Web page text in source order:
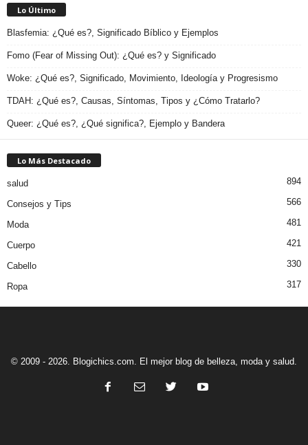
Lo Último
Blasfemia: ¿Qué es?, Significado Bíblico y Ejemplos
Fomo (Fear of Missing Out): ¿Qué es? y Significado
Woke: ¿Qué es?, Significado, Movimiento, Ideología y Progresismo
TDAH: ¿Qué es?, Causas, Síntomas, Tipos y ¿Cómo Tratarlo?
Queer: ¿Qué es?, ¿Qué significa?, Ejemplo y Bandera
Lo Más Destacado
salud 894
Consejos y Tips 566
Moda 481
Cuerpo 421
Cabello 330
Ropa 317
© 2009 - 2026. Blogichics.com. El mejor blog de belleza, moda y salud.